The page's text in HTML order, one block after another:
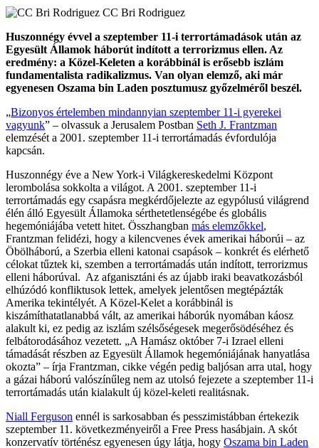
CC Bri Rodriguez
Huszonnégy évvel a szeptember 11-i terrortámadások után az
Egyesült Államok háborút indított a terrorizmus ellen. Az
eredmény: a Közel-Keleten a korábbinál is erősebb iszlám
fundamentalista radikalizmus. Van olyan elemző, aki már
egyenesen Oszama bin Laden posztumusz győzelméről beszél.
„Bizonyos értelemben mindannyian szeptember 11-i gyerekei
vagyunk” – olvassuk a Jerusalem Postban Seth J. Frantzman
elemzését a 2001. szeptember 11-i terrortámadás évfordulója
kapcsán.
Huszonnégy éve a New York-i Világkereskedelmi Központ
lerombolása sokkolta a világot. A 2001. szeptember 11-i
terrortámadás egy csapásra megkérdőjelezte az egypólusú világrend
élén álló Egyesült Államoka sérthetetlenségébe és globális
hegemóniájába vetett hitet. Összhangban más elemzőkkel,
Frantzman felidézi, hogy a kilencvenes évek amerikai háborúi – az
Öbölháború, a Szerbia elleni katonai csapások – konkrét és elérhető
célokat tűztek ki, szemben a terrortámadás után indított, terrorizmus
elleni háborúval. Az afganisztáni és az újabb iraki beavatkozásból
elhúzódó konfliktusok lettek, amelyek jelentősen megtépázták
Amerika tekintélyét. A Közel-Kelet a korábbinál is
kiszámíthatatlanabbá vált, az amerikai háborúk nyomában káosz
alakult ki, ez pedig az iszlám szélsőségesek megerősödéséhez és
felbátorodásához vezetett. „A Hamász október 7-i Izrael elleni
támadását részben az Egyesült Államok hegemóniájának hanyatlása
okozta” – írja Frantzman, cikke végén pedig baljósan arra utal, hogy
a gázai háború valószínűleg nem az utolsó fejezete a szeptember 11-i
terrortámadás után kialakult új közel-keleti realitásnak.
Niall Ferguson ennél is sarkosabban és pesszimistábban értekezik
szeptember 11. következményeiről a Free Press hasábjain. A skót
konzervatív történész egyenesen úgy látja, hogy Oszama bin Laden